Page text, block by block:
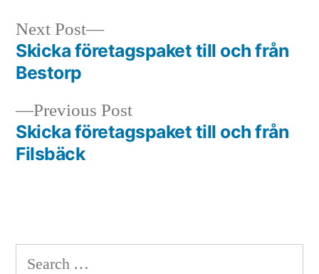
Post
navigation
Previous PostPrevious
post:
Skicka företagspaket till och från
Filsbäck
Next Post
Next
post:
Skicka företagspaket till och från
Bestorp
Search